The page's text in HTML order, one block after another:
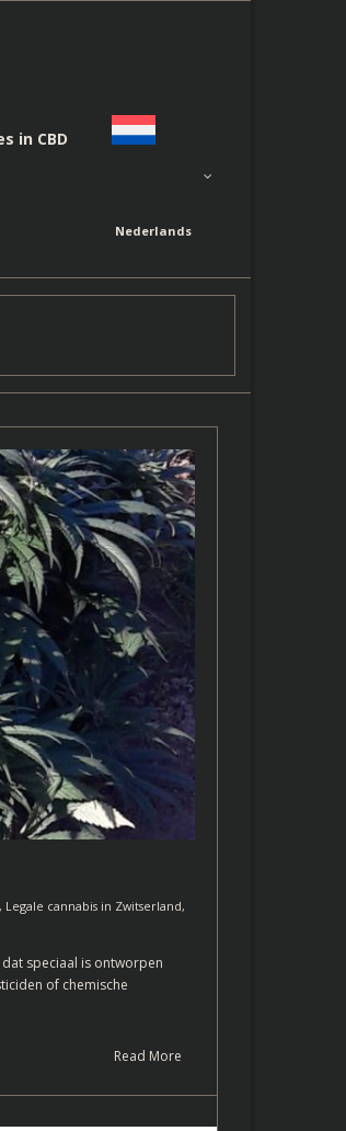
in CBD
Nederlands
, Legale cannabis in Zwitserland,
speciaal is ontworpen
of chemische
Read More